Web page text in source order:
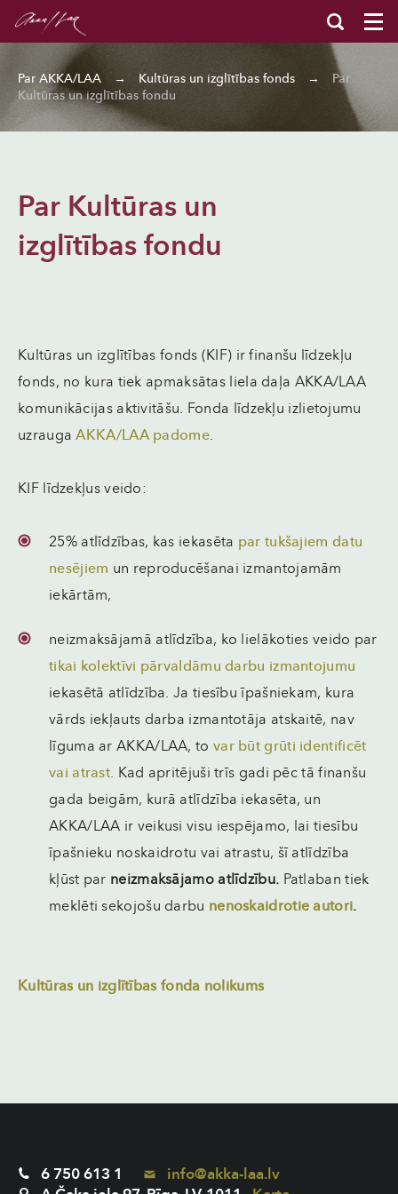
Par AKKA/LAA → Kultūras un izglītības fonds →
Par
Kultūras un izglītības fondu
Par Kultūras un
izglītības fondu
Kultūras un izglītības fonds (KIF) ir finanšu līdzekļu
fonds, no kura tiek apmaksātas liela daļa AKKA/LAA
komunikācijas aktivitāšu. Fonda līdzekļu izlietojumu
uzraugaAKKA/LAA padome.
KIF līdzekļus veido:
25% atlīdzības, kas iekasēta par tukšajiem datu
nesējiem un reproducēšanai izmantojamām
iekārtām,
neizmaksājamā atlīdzība, ko lielākoties veido par
tikai kolektīvi pārvaldāmu darbu izmantojumu
iekasētā atlīdzība. Ja tiesību īpašniekam, kura
vārds iekļauts darba izmantotāja atskaitē, nav
līguma ar AKKA/LAA, to var būt grūti identificēt
vai atrast. Kad apritējuši trīs gadi pēc tā finanšu
gada beigām, kurā atlīdzība iekasēta, un
AKKA/LAA ir veikusi visu iespējamo, lai tiesību
īpašnieku noskaidrotu vai atrastu, šī atlīdzība
kļūst par neizmaksājamo atlīdzību. Patlaban tiek
meklēti sekojošu darbu nenoskaidrotie autori.
Kultūras un izglītības fonda nolikums
6 750 613 1
info@akka-laa.lv